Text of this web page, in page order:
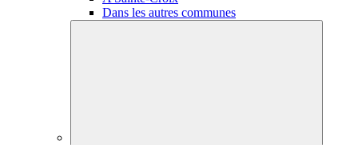
Dans les autres communes